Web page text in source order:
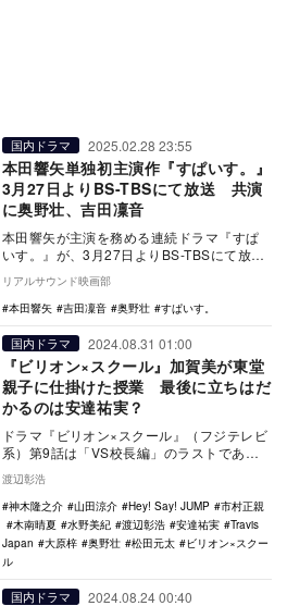
国内ドラマ 2025.02.28 23:55
本田響矢単独初主演作『すぱいす。』
3月27日よりBS-TBSにて放送 共演
に奥野壮、吉田凜音
本田響矢が主演を務める連続ドラマ『すぱ
いす。』が、3月27日よりBS-TBSにて放送
されることが決定した。 本作は、見た目
も…
リアルサウンド映画部
本田響矢
吉田凜音 奥野壮 すぱいす。
国内ドラマ 2024.08.31 01:00
『ビリオン×スクール』加賀美が東堂
親子に仕掛けた授業 最後に立ちはだ
かるのは安達祐実？
ドラマ『ビリオン×スクール』（フジテレビ
系）第9話は「VS校長編」のラストであ
り、予告で事前に宣言されていたように“伏
線全回収”…
渡辺彰浩
神木隆之介
山田涼介 Hey! Say! JUMP
市村正親
木南晴夏
水野美紀 渡辺彰浩 安達祐実
Travis
Japan
大原梓 奥野壮 松田元太
ビリオン×スクー
ル
国内ドラマ 2024.08.24 00:40